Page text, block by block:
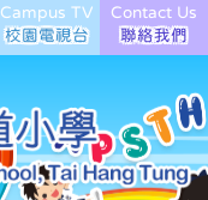
Campus TV Contact Us